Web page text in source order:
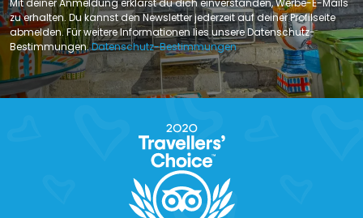
zu erhalten. Du kannst den Newsletter jederzeit auf deiner Profilseite
abmelden. Für weitere Informationen lies unsere Datenschutz-
Bestimmungen.Datenschutz-Bestimmungen